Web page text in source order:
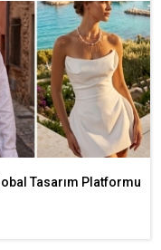
Tasarım Platformu